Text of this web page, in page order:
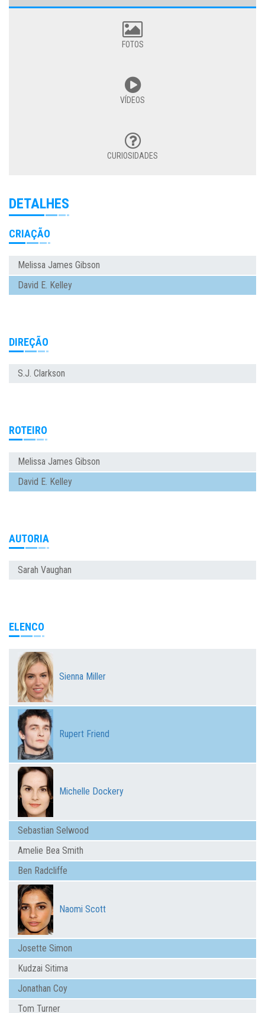
FOTOS
VÍDEOS
CURIOSIDADES
DETALHES
CRIAÇÃO
Melissa James Gibson
David E. Kelley
DIREÇÃO
S.J. Clarkson
ROTEIRO
Melissa James Gibson
David E. Kelley
AUTORIA
Sarah Vaughan
ELENCO
Sienna Miller
Rupert Friend
Michelle Dockery
Sebastian Selwood
Amelie Bea Smith
Ben Radcliffe
Naomi Scott
Josette Simon
Kudzai Sitima
Jonathan Coy
Tom Turner